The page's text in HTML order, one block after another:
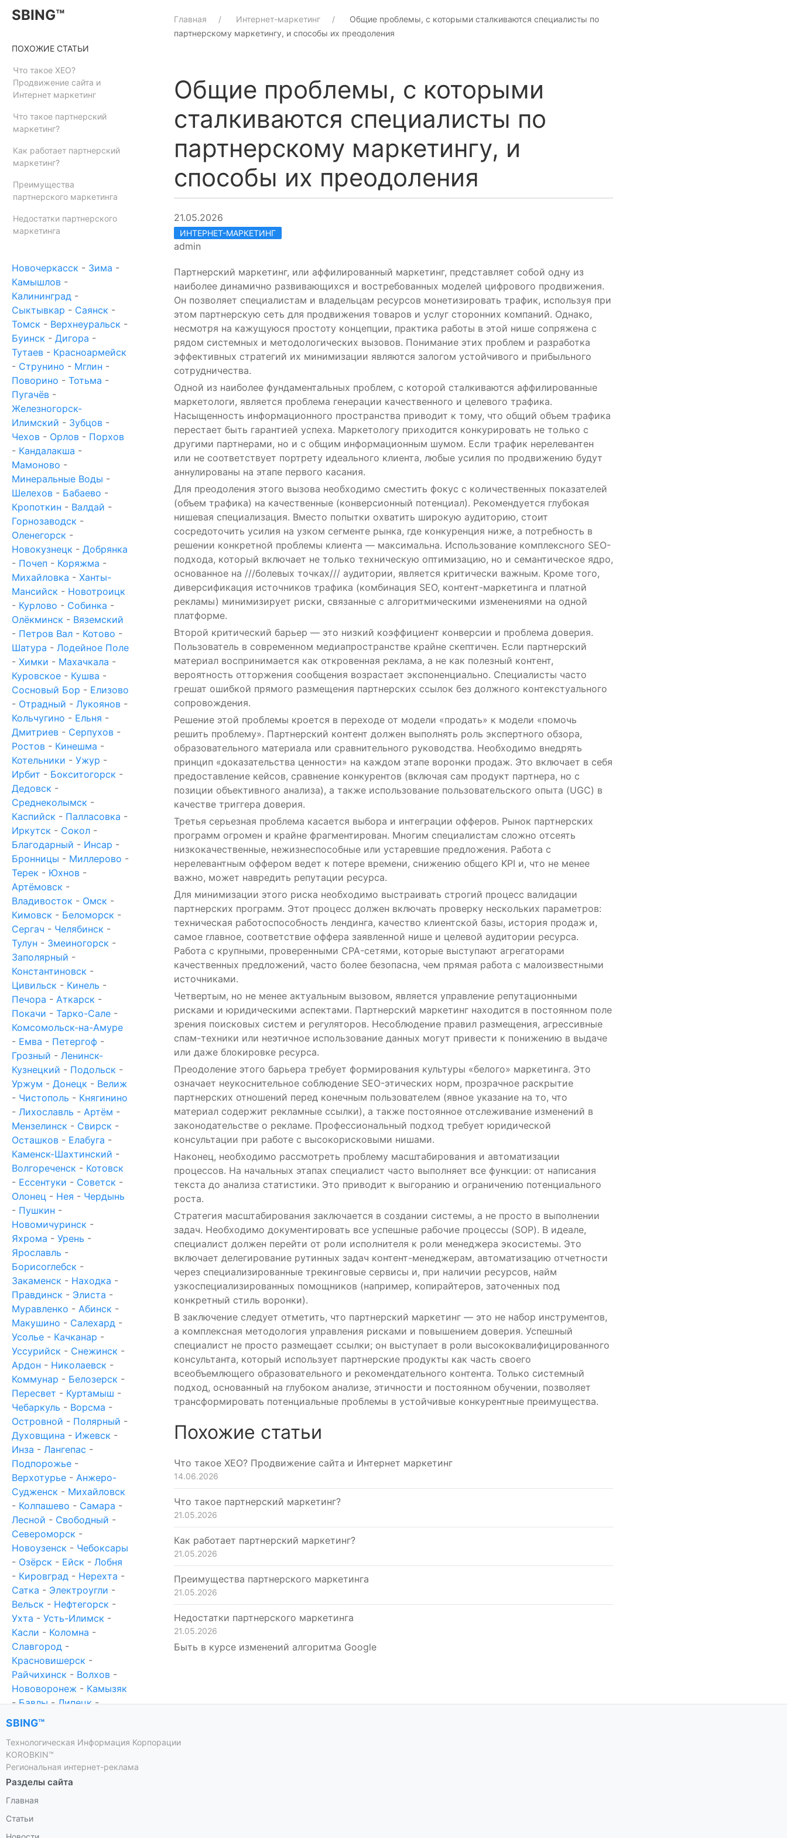
SBING™
ПОХОЖИЕ СТАТЬИ
Что такое XEO?
Продвижение сайта и
Интернет маркетинг
Что такое партнерский
маркетинг?
Как работает партнерский
маркетинг?
Преимущества
партнерского маркетинга
Недостатки партнерского
маркетинга
Новочеркасск - Зима -
Камышлов -
Калининград -
Сыктывкар - Саянск -
Томск - Верхнеуральск -
Буинск - Дигора -
Тутаев - Красноармейск
- Струнино - Мглин -
Поворино - Тотьма -
Пугачёв -
Железногорск-
Илимский - Зубцов -
Чехов - Орлов - Порхов
- Кандалакша -
Мамоново -
Минеральные Воды -
Шелехов - Бабаево -
Кропоткин - Валдай -
Горнозаводск -
Оленегорск -
Новокузнецк - Добрянка
- Почеп - Коряжма -
Михайловка - Ханты-
Мансийск - Новотроицк
- Курлово - Собинка -
Олёкминск - Вяземский
- Петров Вал - Котово -
Шатура - Лодейное Поле
- Химки - Махачкала -
Куровское - Кушва -
Сосновый Бор - Елизово
- Отрадный - Лукоянов -
Кольчугино - Ельня -
Дмитриев - Серпухов -
Ростов - Кинешма -
Котельники - Ужур -
Ирбит - Бокситогорск -
Дедовск -
Среднеколымск -
Каспийск - Палласовка -
Иркутск - Сокол -
Благодарный - Инсар -
Бронницы - Миллерово -
Терек - Юхнов -
Артёмовск -
Владивосток - Омск -
Кимовск - Беломорск -
Сергач - Челябинск -
Тулун - Змеиногорск -
Заполярный -
Константиновск -
Цивильск - Кинель -
Печора - Аткарск -
Покачи - Тарко-Сале -
Комсомольск-на-Амуре
- Емва - Петергоф -
Грозный - Ленинск-
Кузнецкий - Подольск -
Уржум - Донецк - Велиж
- Чистополь - Княгинино
- Лихославль - Артём -
Мензелинск - Свирск -
Осташков - Елабуга -
Каменск-Шахтинский -
Волгореченск - Котовск
- Ессентуки - Советск -
Олонец - Нея - Чердынь
- Пушкин -
Новомичуринск -
Яхрома - Урень -
Ярославль -
Борисоглебск -
Закаменск - Находка -
Правдинск - Элиста -
Муравленко - Абинск -
Макушино - Салехард -
Усолье - Качканар -
Уссурийск - Снежинск -
Ардон - Николаевск -
Коммунар - Белозерск -
Пересвет - Куртамыш -
Чебаркуль - Ворсма -
Островной - Полярный -
Духовщина - Ижевск -
Инза - Лангепас -
Подпорожье -
Верхотурье - Анжеро-
Судженск - Михайловск
- Колпашево - Самара -
Лесной - Свободный -
Североморск -
Новоузенск - Чебоксары
- Озёрск - Ейск - Лобня
- Кировград - Нерехта -
Сатка - Электроугли -
Вельск - Нефтегорск -
Ухта - Усть-Илимск -
Касли - Коломна -
Славгород -
Красновишерск -
Райчихинск - Волхов -
Нововоронеж - Камызяк
-Бавлы-Липецк-
Благовещенск
Жердевка
Ключ-Клинцы-Глазов
-Новороссийск
Черногорск-Ишимбай-
Белореченск-
Апшеронск
Костерёво
Главная Интернет-маркетинг
Общие проблемы, с которыми сталкиваются специалисты по
партнерскому маркетингу, и способы их преодоления
Общие проблемы, с которыми
сталкиваются специалисты по
партнерскому маркетингу, и
способы их преодоления
21.05.2026
ИНТЕРНЕТ-МАРКЕТИНГ
admin
Партнерский маркетинг, или аффилированный маркетинг, представляет собой одну из
наиболее динамично развивающихся и востребованных моделей цифрового продвижения.
Он позволяет специалистам и владельцам ресурсов монетизировать трафик, используя при
этом партнерскую сеть для продвижения товаров и услуг сторонних компаний. Однако,
несмотря на кажущуюся простоту концепции, практика работы в этой нише сопряжена с
рядом системных и методологических вызовов. Понимание этих проблем и разработка
эффективных стратегий их минимизации являются залогом устойчивого и прибыльного
сотрудничества.
Одной из наиболее фундаментальных проблем, с которой сталкиваются аффилированные
маркетологи, является проблема генерации качественного и целевого трафика.
Насыщенность информационного пространства приводит к тому, что общий объем трафика
перестает быть гарантией успеха. Маркетологу приходится конкурировать не только с
другими партнерами, но и с общим информационным шумом. Если трафик нерелевантен
или не соответствует портрету идеального клиента, любые усилия по продвижению будут
аннулированы на этапе первого касания.
Для преодоления этого вызова необходимо сместить фокус с количественных показателей
(объем трафика) на качественные (конверсионный потенциал). Рекомендуется глубокая
нишевая специализация. Вместо попытки охватить широкую аудиторию, стоит
сосредоточить усилия на узком сегменте рынка, где конкуренция ниже, а потребность в
решении конкретной проблемы клиента — максимальна. Использование комплексного SEO-
подхода, который включает не только техническую оптимизацию, но и семантическое ядро,
основанное на ///болевых точках/// аудитории, является критически важным. Кроме того,
диверсификация источников трафика (комбинация SEO, контент-маркетинга и платной
рекламы) минимизирует риски, связанные с алгоритмическими изменениями на одной
платформе.
Второй критический барьер — это низкий коэффициент конверсии и проблема доверия.
Пользователь в современном медиапространстве крайне скептичен. Если партнерский
материал воспринимается как откровенная реклама, а не как полезный контент,
вероятность отторжения сообщения возрастает экспоненциально. Специалисты часто
грешат ошибкой прямого размещения партнерских ссылок без должного контекстуального
сопровождения.
Решение этой проблемы кроется в переходе от модели «продать» к модели «помочь
решить проблему». Партнерский контент должен выполнять роль экспертного обзора,
образовательного материала или сравнительного руководства. Необходимо внедрять
принцип «доказательства ценности» на каждом этапе воронки продаж. Это включает в себя
предоставление кейсов, сравнение конкурентов (включая сам продукт партнера, но с
позиции объективного анализа), а также использование пользовательского опыта (UGC) в
качестве триггера доверия.
Третья серьезная проблема касается выбора и интеграции офферов. Рынок партнерских
программ огромен и крайне фрагментирован. Многим специалистам сложно отсеять
низкокачественные, нежизнеспособные или устаревшие предложения. Работа с
нерелевантным оффером ведет к потере времени, снижению общего KPI и, что не менее
важно, может навредить репутации ресурса.
Для минимизации этого риска необходимо выстраивать строгий процесс валидации
партнерских программ. Этот процесс должен включать проверку нескольких параметров:
техническая работоспособность лендинга, качество клиентской базы, история продаж и,
самое главное, соответствие оффера заявленной нише и целевой аудитории ресурса.
Работа с крупными, проверенными CPA-сетями, которые выступают агрегаторами
качественных предложений, часто более безопасна, чем прямая работа с малоизвестными
источниками.
Четвертым, но не менее актуальным вызовом, является управление репутационными
рисками и юридическими аспектами. Партнерский маркетинг находится в постоянном поле
зрения поисковых систем и регуляторов. Несоблюдение правил размещения, агрессивные
спам-техники или неэтичное использование данных могут привести к понижению в выдаче
или даже блокировке ресурса.
Преодоление этого барьера требует формирования культуры «белого» маркетинга. Это
означает неукоснительное соблюдение SEO-этических норм, прозрачное раскрытие
партнерских отношений перед конечным пользователем (явное указание на то, что
материал содержит рекламные ссылки), а также постоянное отслеживание изменений в
законодательстве о рекламе. Профессиональный подход требует юридической
консультации при работе с высокорисковыми нишами.
Наконец, необходимо рассмотреть проблему масштабирования и автоматизации
процессов. На начальных этапах специалист часто выполняет все функции: от написания
текста до анализа статистики. Это приводит к выгоранию и ограничению потенциального
роста.
Стратегия масштабирования заключается в создании системы, а не просто в выполнении
задач. Необходимо документировать все успешные рабочие процессы (SOP). В идеале,
специалист должен перейти от роли исполнителя к роли менеджера экосистемы. Это
включает делегирование рутинных задач контент-менеджерам, автоматизацию отчетности
через специализированные трекинговые сервисы и, при наличии ресурсов, найм
узкоспециализированных помощников (например, копирайтеров, заточенных под
конкретный стиль воронки).
В заключение следует отметить, что партнерский маркетинг — это не набор инструментов,
а комплексная методология управления рисками и повышением доверия. Успешный
специалист не просто размещает ссылки; он выступает в роли высококвалифицированного
консультанта, который использует партнерские продукты как часть своего
всеобъемлющего образовательного и рекомендательного контента. Только системный
подход, основанный на глубоком анализе, этичности и постоянном обучении, позволяет
трансформировать потенциальные проблемы в устойчивые конкурентные преимущества.
Похожие статьи
Что такое XEO? Продвижение сайта и Интернет маркетинг
14.06.2026
Что такое партнерский маркетинг?
21.05.2026
Как работает партнерский маркетинг?
21.05.2026
Преимущества партнерского маркетинга
21.05.2026
Недостатки партнерского маркетинга
21.05.2026
Быть в курсе изменений алгоритма Google
SBING™
Технологическая Информация Корпорации
KOROBKIN™
Региональная интернет-реклама
Разделы сайта
Главная
Статьи